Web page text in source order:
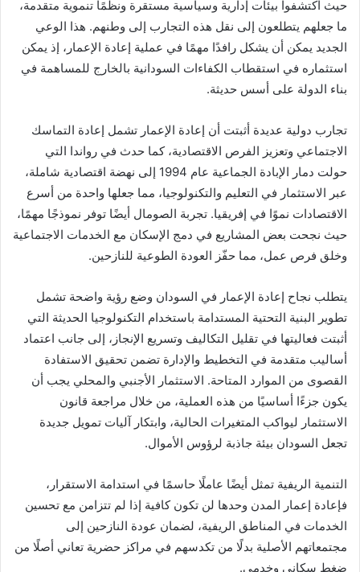
حيث اكتشفوا بيئات إدارية وسياسية مستقرة ونظمًا تنموية متقدمة،
ما جعلهم يتطلعون إلى نقل هذه التجارب إلى وطنهم. هذا الوعي
الجديد يمكن أن يشكل رافدًا مهمًا في عملية إعادة الإعمار، إذ يمكن
استثماره في استقطاب الكفاءات السودانية بالخارج للمساهمة في
بناء الدولة على أسس حديثة.
تجارب دولية عديدة أثبتت أن إعادة الإعمار تشمل إعادة التماسك
الاجتماعي وتعزيز الفرص الاقتصادية، كما حدث في رواندا التي
حولت دمار الإبادة الجماعية عام 1994 إلى نهضة اقتصادية شاملة،
عبر الاستثمار في التعليم والتكنولوجيا، مما جعلها واحدة من أسرع
الاقتصادات نموًا في إفريقيا. تجربة الصومال أيضًا توفر نموذجًا مهمًا،
حيث نجحت بعض المشاريع في دمج الإسكان مع الخدمات الاجتماعية
وخلق فرص عمل، مما حفّز العودة الطوعية للنازحين.
يتطلب نجاح إعادة الإعمار في السودان وضع رؤية واضحة تشمل
تطوير البنية التحتية المستدامة باستخدام التكنولوجيا الحديثة التي
أثبتت فعاليتها في تقليل التكاليف وتسريع الإنجاز، إلى جانب اعتماد
أساليب متقدمة في التخطيط والإدارة تضمن تحقيق الاستفادة
القصوى من الموارد المتاحة. الاستثمار الأجنبي والمحلي يجب أن
يكون جزءًا أساسيًا من هذه العملية، من خلال مراجعة قانون
الاستثمار ليواكب المتغيرات الحالية، وابتكار آليات تمويل جديدة
تجعل السودان بيئة جاذبة لرؤوس الأموال.
التنمية الريفية تمثل أيضًا عاملًا حاسمًا في استدامة الاستقرار،
فإعادة إعمار المدن وحدها لن تكون كافية إذا لم تتزامن مع تحسين
الخدمات في المناطق الريفية، لضمان عودة النازحين إلى
مجتمعاتهم الأصلية بدلًا من تكدسهم في مراكز حضرية تعاني أصلًا من
ضغط سكاني وخدمي.